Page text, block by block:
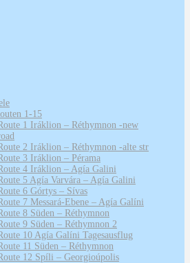
1-15
1 Iráklion – Réthymnon -new
2 Iráklion – Réthymnon -alte str
3 Iráklion – Pérama
4 Iráklion – Agía Galini
5 Agía Varvára – Agía Galini
6 Górtys – Sívas
7 Messará-Ebene – Agía Galíni
8 Süden – Réthymnon
9 Süden – Réthymnon 2
10 Agía Galíni Tagesausflug
11 Süden – Réthymnon
12 Spíli – Georgioúpolis